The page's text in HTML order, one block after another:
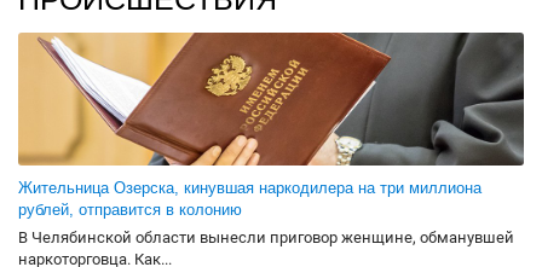
Жительница Озерска, кинувшая наркодилера на три миллиона
рублей, отправится в колонию
В Челябинской области вынесли приговор женщине, обманувшей
наркоторговца. Как...